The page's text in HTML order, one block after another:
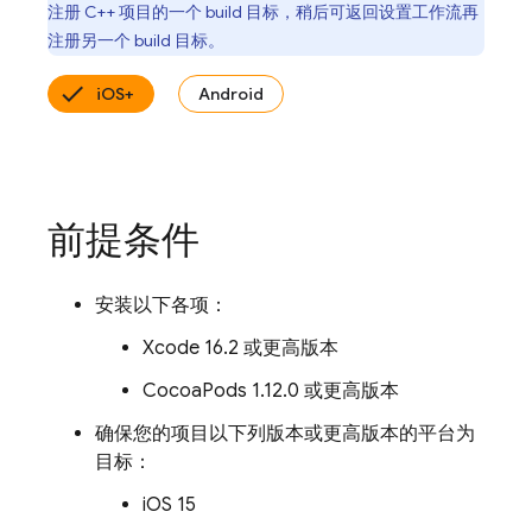
注册 C++ 项目的一个 build 目标，稍后可返回设置工作流再
注册另一个 build 目标。
iOS+ Android
前提条件
安装以下各项：
Xcode 16.2 或更高版本
CocoaPods 1.12.0 或更高版本
确保您的项目以下列版本或更高版本的平台为
目标：
iOS 15